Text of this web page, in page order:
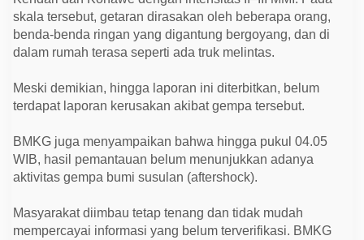
n
a
r
skala tersebut, getaran dirasakan oleh beberapa orang,
benda-benda ringan yang digantung bergoyang, dan di
dalam rumah terasa seperti ada truk melintas.
Meski demikian, hingga laporan ini diterbitkan, belum
terdapat laporan kerusakan akibat gempa tersebut.
BMKG juga menyampaikan bahwa hingga pukul 04.05
WIB, hasil pemantauan belum menunjukkan adanya
aktivitas gempa bumi susulan (aftershock).
Masyarakat diimbau tetap tenang dan tidak mudah
mempercayai informasi yang belum terverifikasi. BMKG